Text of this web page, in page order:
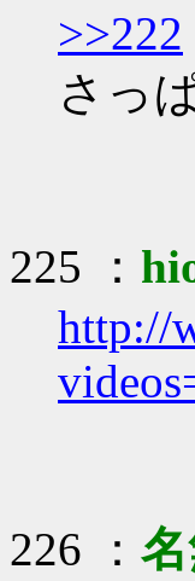
>>222
さっ
225 ：
http://
226 ：